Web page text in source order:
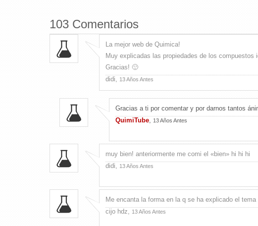
103 Comentarios
La mejor web de Quimica!
Muy explicadas las propiedades de los compuestos
Gracias! 🙂
didi,
13 Años Antes
Gracias a ti por comentar y por darnos tantos
QuimiTube, 13 Años Antes
muy bien! anteriormente me comi el «bien» hi hi hi
didi,
13 Años Antes
Me encanta la forma en la q se ha explicado el tema
cijo hdz,
13 Años Antes